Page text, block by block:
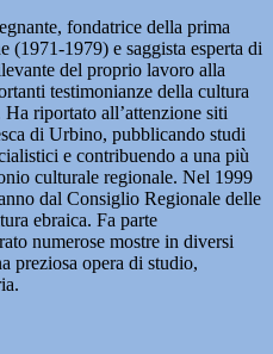
fondatrice della prima
(1971-1979) e saggista esperta di
del proprio lavoro alla
testimonianze della cultura
riportato all’attenzione siti
di Urbino, pubblicando studi
e contribuendo a una più
culturale regionale. Nel 1999
dal Consiglio Regionale delle
ebraica. Fa parte
numerose mostre in diversi
preziosa opera di studio,